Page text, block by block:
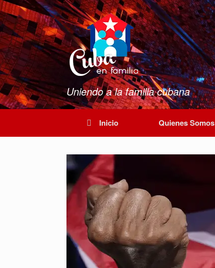
Saltar
al
contenido
Uniendo a la familia cubana
Inicio Quienes Somos